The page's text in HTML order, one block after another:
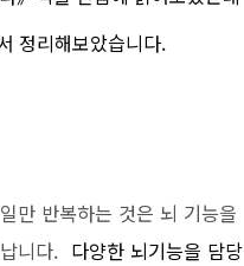
정리해보았습니다.
만 반복하는 것은 뇌 기능을
니다. 다양한 뇌기능을 담당